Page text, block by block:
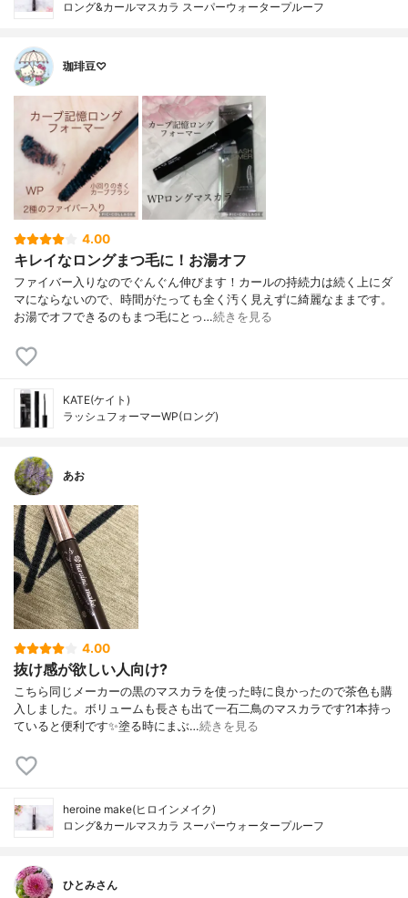
ロング&カールマスカラ スーパーウォータープルーフ
珈琲豆♡
4.00
キレイなロングまつ毛に！お湯オフ
ファイバー入りなのでぐんぐん伸びます！カールの持続力は続く上にダ
マにならないので、時間がたっても全く汚く見えずに綺麗なままです。
お湯でオフできるのもまつ毛にとっ…続きを見る
KATE(ケイト)
ラッシュフォーマーWP(ロング)
あお
4.00
抜け感が欲しい人向け?
こちら同じメーカーの黒のマスカラを使った時に良かったので茶色も購
入しました。ボリュームも長さも出て一石二鳥のマスカラです?1本持っ
ていると便利です✨塗る時にまぶ…続きを見る
heroine make(ヒロインメイク)
ロング&カールマスカラ スーパーウォータープルーフ
ひとみさん